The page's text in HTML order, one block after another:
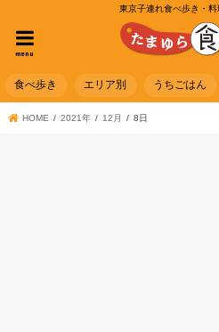
東京子連れ食べ歩き・
menu
食べ歩き エリア別 うちごはん
HOME 2021年 12月 8日